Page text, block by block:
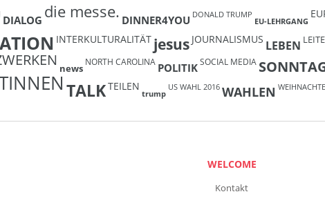
DIALOG die messe. DINNER4YOU DONALD TRUMP
EU-LEHRGANG
INTERKULTURALITÄT jesus JOURNALISMUS LEBEN
news
NORTH CAROLINA POLITIKSOCIAL MEDIA
TALKTEILEN
trump
US WAHL 2016 WAHLEN
WELCOME
Kontakt